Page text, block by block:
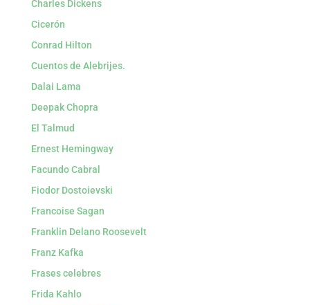
Charles Dickens
Cicerón
Conrad Hilton
Cuentos de Alebrijes.
Dalai Lama
Deepak Chopra
El Talmud
Ernest Hemingway
Facundo Cabral
Fiodor Dostoievski
Francoise Sagan
Franklin Delano Roosevelt
Franz Kafka
Frases celebres
Frida Kahlo